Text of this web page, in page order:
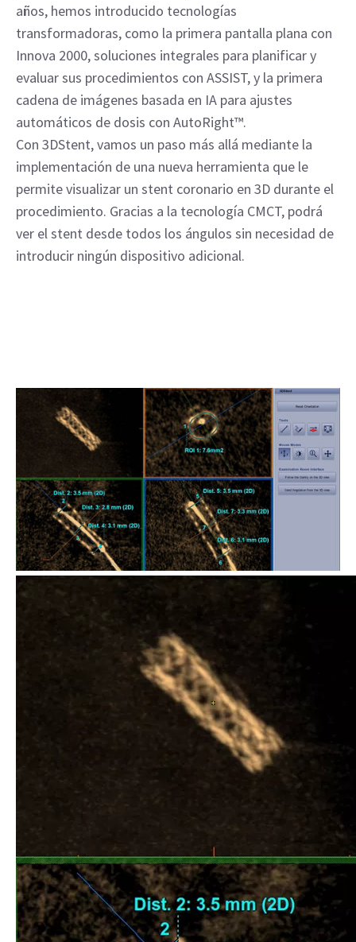
años, hemos introducido tecnologías
transformadoras, como la primera pantalla plana con
Innova 2000, soluciones integrales para planificar y
evaluar sus procedimientos con ASSIST, y la primera
cadena de imágenes basada en IA para ajustes
automáticos de dosis con AutoRight™.
Con 3DStent, vamos un paso más allá mediante la
implementación de una nueva herramienta que le
permite visualizar un stent coronario en 3D durante el
procedimiento. Gracias a la tecnología CMCT, podrá
ver el stent desde todos los ángulos sin necesidad de
introducir ningún dispositivo adicional.